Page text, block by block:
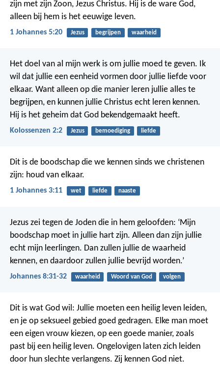
zijn met zijn Zoon, Jezus Christus. Hij is de ware God,
alleen bij hem is het eeuwige leven.
1 Johannes 5:20 Jezus begrijpen waarheid
Het doel van al mijn werk is om jullie moed te geven. Ik
wil dat jullie een eenheid vormen door jullie liefde voor
elkaar. Want alleen op die manier leren jullie alles te
begrijpen, en kunnen jullie Christus echt leren kennen.
Hij is het geheim dat God bekendgemaakt heeft.
Kolossenzen 2:2 Jezus bemoediging liefde
Dit is de boodschap die we kennen sinds we christenen
zijn: houd van elkaar.
1 Johannes 3:11 wet liefde naaste
Jezus zei tegen de Joden die in hem geloofden: ‘Mijn
boodschap moet in jullie hart zijn. Alleen dan zijn jullie
echt mijn leerlingen. Dan zullen jullie de waarheid
kennen, en daardoor zullen jullie bevrijd worden.’
Johannes 8:31-32 waarheid Woord van God volgen
Dit is wat God wil: Jullie moeten een heilig leven leiden,
en je op seksueel gebied goed gedragen. Elke man moet
een eigen vrouw kiezen, op een goede manier, zoals
past bij een heilig leven. Ongelovigen laten zich leiden
door hun slechte verlangens. Zij kennen God niet.